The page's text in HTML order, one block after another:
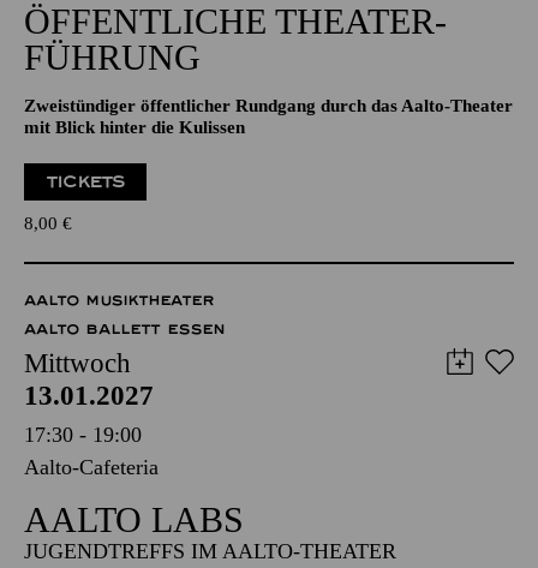
ÖFFENTLICHE THEATER­
FÜHRUNG
Zweistündiger öffentlicher Rundgang durch das Aalto-Theater
mit Blick hinter die Kulissen
TICKETS
8,00 €
AALTO MUSIKTHEATER
AALTO BALLETT ESSEN
Mittwoch
13.01.2027
17:30 - 19:00
Aalto-Cafeteria
AALTO LABS
JUGENDTREFFS IM AALTO-THEATER